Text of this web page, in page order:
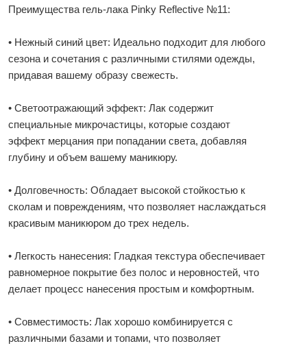
Преимущества гель-лака Pinky Reflective №11:
• Нежный синий цвет: Идеально подходит для любого
сезона и сочетания с различными стилями одежды,
придавая вашему образу свежесть.
• Светоотражающий эффект: Лак содержит
специальные микрочастицы, которые создают
эффект мерцания при попадании света, добавляя
глубину и объем вашему маникюру.
• Долговечность: Обладает высокой стойкостью к
сколам и повреждениям, что позволяет наслаждаться
красивым маникюром до трех недель.
• Легкость нанесения: Гладкая текстура обеспечивает
равномерное покрытие без полос и неровностей, что
делает процесс нанесения простым и комфортным.
• Совместимость: Лак хорошо комбинируется с
различными базами и топами, что позволяет